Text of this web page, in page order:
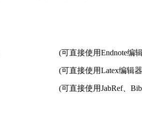
(可直接使用Endnote编
(可直接使用Latex编辑
(可直接使用JabRef、